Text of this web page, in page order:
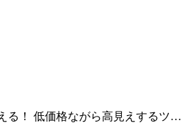
る！ 低価格ながら高見えするツ…